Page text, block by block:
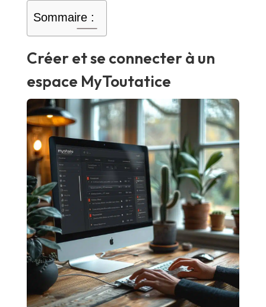
Sommaire :
Créer et se connecter à un
espace MyToutatice